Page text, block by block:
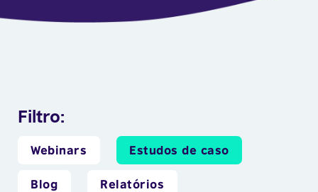
Filtro:
Webinars Estudos de caso
Blog Relatórios